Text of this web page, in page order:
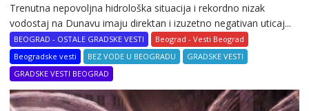
Trenutna nepovoljna hidrološka situacija i rekordno nizak
vodostaj na Dunavu imaju direktan i izuzetno negativan uticaj...
BEOGRAD - OSTALE GRADSKE VESTI
Beograd - Vesti Beograd
Beogradske vesti
BEZ VODE U BEOGRADU
GRADSKE VESTI
GRADSKE VESTI BEOGRAD